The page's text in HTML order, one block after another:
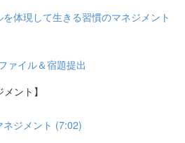
体現して生きる習慣のマネジメント
イル＆宿題提出
ント】
ジメント (7:02)